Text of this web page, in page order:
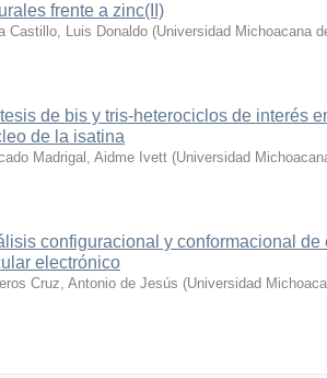
frente a zinc(II)
Castillo, Luis Donaldo (Universidad Michoacana
de bis y tris-heterociclos de interés
de la isatina
Madrigal, Aidme Ivett (Universidad
configuracional y conformacional
electrónico
Cruz, Antonio de Jesús (Universidad